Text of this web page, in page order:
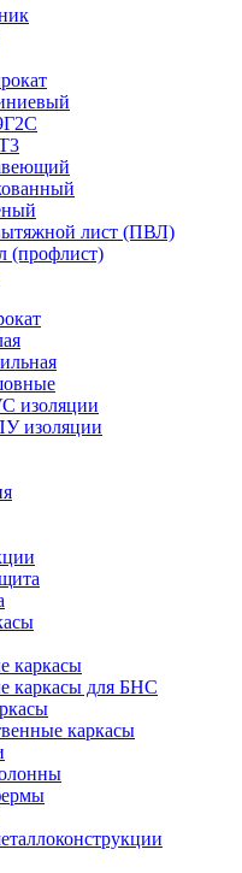
лист (ПВЛ)
(профлист)
изоляции
изоляции
каркасы
каркасы для БНС
каркасы